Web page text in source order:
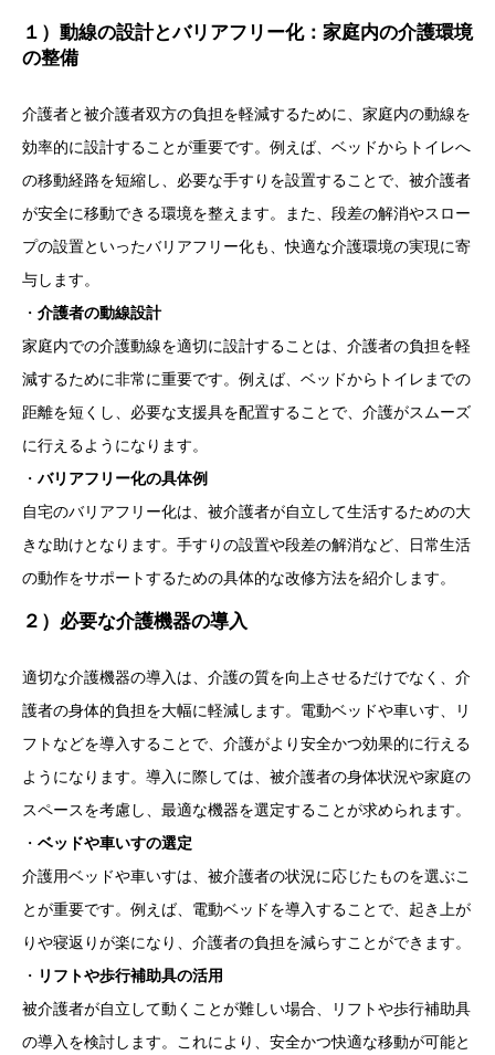
１） 動線の設計とバリアフリー化：家庭内の介護環境
の整備
介護者と被介護者双方の負担を軽減するために、家庭内の動線を
効率的に設計することが重要です。例えば、ベッドからトイレへ
の移動経路を短縮し、必要な手すりを設置することで、被介護者
が安全に移動できる環境を整えます。また、段差の解消やスロー
プの設置といったバリアフリー化も、快適な介護環境の実現に寄
与します。
・ 介護者の動線設計
家庭内での介護動線を適切に設計することは、介護者の負担を軽
減するために非常に重要です。例えば、ベッドからトイレまでの
距離を短くし、必要な支援具を配置することで、介護がスムーズ
に行えるようになります。
・ バリアフリー化の具体例
自宅のバリアフリー化は、被介護者が自立して生活するための大
きな助けとなります。手すりの設置や段差の解消など、日常生活
の動作をサポートするための具体的な改修方法を紹介します。
２）必要な介護機器の導入
適切な介護機器の導入は、介護の質を向上させるだけでなく、介
護者の身体的負担を大幅に軽減します。電動ベッドや車いす、リ
フトなどを導入することで、介護がより安全かつ効果的に行える
ようになります。導入に際しては、被介護者の身体状況や家庭の
スペースを考慮し、最適な機器を選定することが求められます。
・ ベッドや車いすの選定
介護用ベッドや車いすは、被介護者の状況に応じたものを選ぶこ
とが重要です。例えば、電動ベッドを導入することで、起き上が
りや寝返りが楽になり、介護者の負担を減らすことができます。
・ リフトや歩行補助具の活用
被介護者が自立して動くことが難しい場合、リフトや歩行補助具
の導入を検討します。これにより、安全かつ快適な移動が可能と